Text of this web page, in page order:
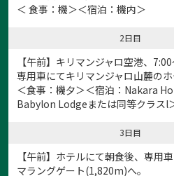
＜ 食事：機＞＜宿泊：機内＞
2日目
【午前】キリマンジャロ空港、7:00
専用車にてキリマンジャロ山麓のホ
＜食事：機夕＞＜宿泊：Nakara
Babylon Lodgeまたは同等クラスl
3日目
【午前】ホテルにて朝食後、専用
マラングゲート(1,820m)へ。